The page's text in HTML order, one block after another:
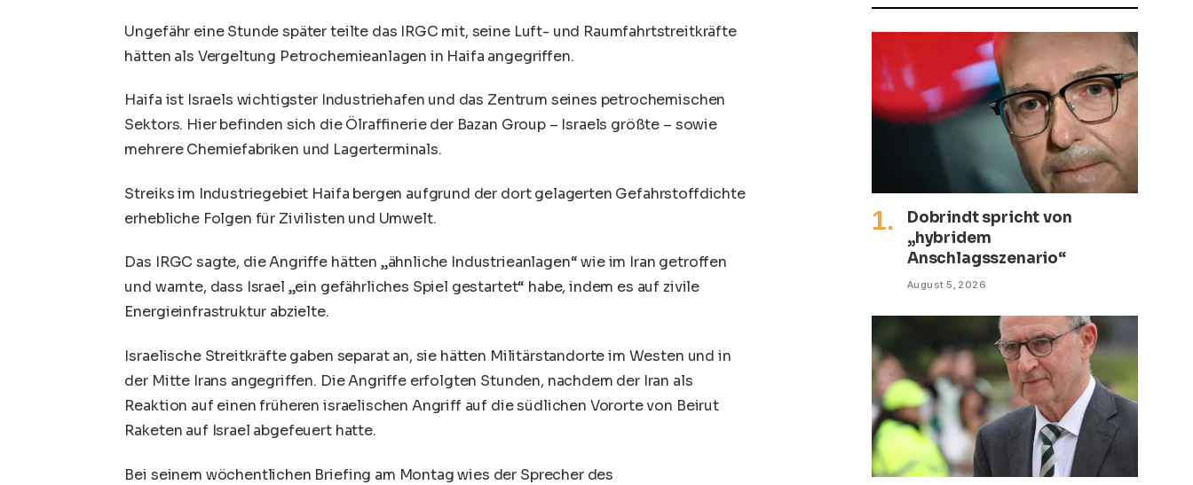
Ungefähr eine Stunde später teilte das IRGC mit, seine Luft- und Raumfahrtstreitkräfte
hätten als Vergeltung Petrochemieanlagen in Haifa angegriffen.
Haifa ist Israels wichtigster Industriehafen und das Zentrum seines petrochemischen
Sektors. Hier befinden sich die Ölraffinerie der Bazan Group – Israels größte – sowie
mehrere Chemiefabriken und Lagerterminals.
Streiks im Industriegebiet Haifa bergen aufgrund der dort gelagerten Gefahrstoffdichte
erhebliche Folgen für Zivilisten und Umwelt.
Das IRGC sagte, die Angriffe hätten „ähnliche Industrieanlagen“ wie im Iran getroffen
und warnte, dass Israel „ein gefährliches Spiel gestartet“ habe, indem es auf zivile
Energieinfrastruktur abzielte.
Israelische Streitkräfte gaben separat an, sie hätten Militärstandorte im Westen und in
der Mitte Irans angegriffen. Die Angriffe erfolgten Stunden, nachdem der Iran als
Reaktion auf einen früheren israelischen Angriff auf die südlichen Vororte von Beirut
Raketen auf Israel abgefeuert hatte.
Bei seinem wöchentlichen Briefing am Montag wies der Sprecher des
Dobrindt spricht von
„hybridem
Anschlagsszenario“
August 5, 2026